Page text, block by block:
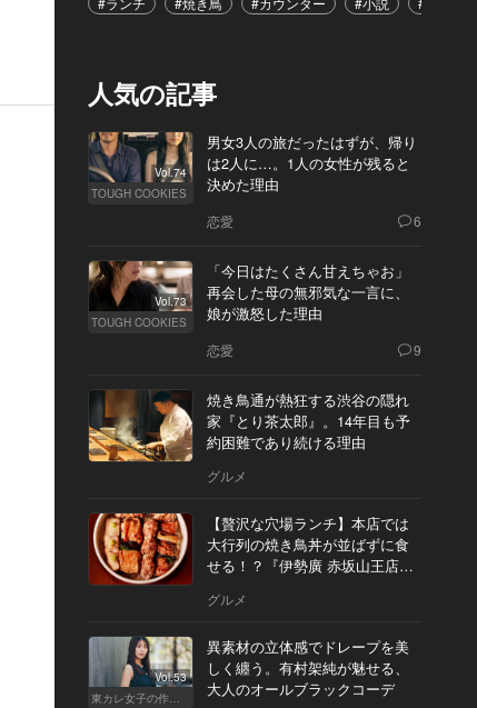
人気の記事
Vol.74
TOUGH COOKIES
男女3人の旅だったはずが、帰り
は2人に…。1人の女性が残ると
決めた理由
恋愛 6
Vol.73
TOUGH COOKIES
「今日はたくさん甘えちゃお」
再会した母の無邪気な一言に、
娘が激怒した理由
恋愛 9
焼き鳥通が熱狂する渋谷の隠れ
家『とり茶太郎』。14年目も予
約困難であり続ける理由
グルメ
【贅沢な穴場ランチ】本店では
大行列の焼き鳥丼が並ばずに食
せる！？『伊勢廣 赤坂山王店』
グルメ
Vol.53
東カレ女子の作り方
異素材の立体感でドレープを美
しく纏う。有村架純が魅せる、
大人のオールブラックコーデ